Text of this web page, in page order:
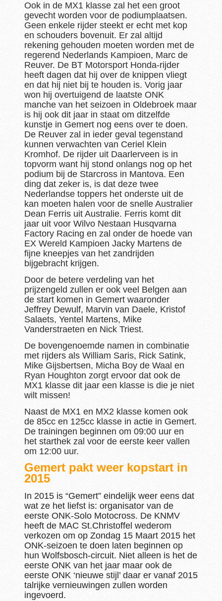
Ook in de MX1 klasse zal het een groot
gevecht worden voor de podiumplaatsen.
Geen enkele rijder steekt er echt met kop
en schouders bovenuit. Er zal altijd
rekening gehouden moeten worden met de
regerend Nederlands Kampioen, Marc de
Reuver. De BT Motorsport Honda-rijder
heeft dagen dat hij over de knippen vliegt
en dat hij niet bij te houden is. Vorig jaar
won hij overtuigend de laatste ONK
manche van het seizoen in Oldebroek maar
is hij ook dit jaar in staat om ditzelfde
kunstje in Gemert nog eens over te doen.
De Reuver zal in ieder geval tegenstand
kunnen verwachten van Ceriel Klein
Kromhof. De rijder uit Daarlerveen is in
topvorm want hij stond onlangs nog op het
podium bij de Starcross in Mantova. Een
ding dat zeker is, is dat deze twee
Nederlandse toppers het onderste uit de
kan moeten halen voor de snelle Australier
Dean Ferris uit Australie. Ferris komt dit
jaar uit voor Wilvo Nestaan Husqvarna
Factory Racing en zal onder de hoede van
EX Wereld Kampioen Jacky Martens de
fijne kneepjes van het zandrijden
bijgebracht krijgen.
Door de betere verdeling van het
prijzengeld zullen er ook veel Belgen aan
de start komen in Gemert waaronder
Jeffrey Dewulf, Marvin van Daele, Kristof
Salaets, Yentel Martens, Mike
Vanderstraeten en Nick Triest.
De bovengenoemde namen in combinatie
met rijders als William Saris, Rick Satink,
Mike Gijsbertsen, Micha Boy de Waal en
Ryan Houghton zorgt ervoor dat ook de
MX1 klasse dit jaar een klasse is die je niet
wilt missen!
Naast de MX1 en MX2 klasse komen ook
de 85cc en 125cc klasse in actie in Gemert.
De trainingen beginnen om 09:00 uur en
het starthek zal voor de eerste keer vallen
om 12:00 uur.
Gemert pakt weer kopstart in
2015
In 2015 is “Gemert” eindelijk weer eens dat
wat ze het liefst is: organisator van de
eerste ONK-Solo Motocross. De KNMV
heeft de MAC St.Christoffel wederom
verkozen om op Zondag 15 Maart 2015 het
ONK-seizoen te doen laten beginnen op
hun Wolfsbosch-circuit. Niet alleen is het de
eerste ONK van het jaar maar ook de
eerste ONK ‘nieuwe stijl’ daar er vanaf 2015
talrijke vernieuwingen zullen worden
ingevoerd.